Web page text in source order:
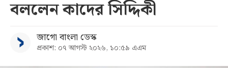
বললেন কাদের সিদ্দিকী
জাগো বাংলা ডেস্ক
প্রকাশ: ০৭ আগস্ট ২০২৬, ১০:৫৯ এএম